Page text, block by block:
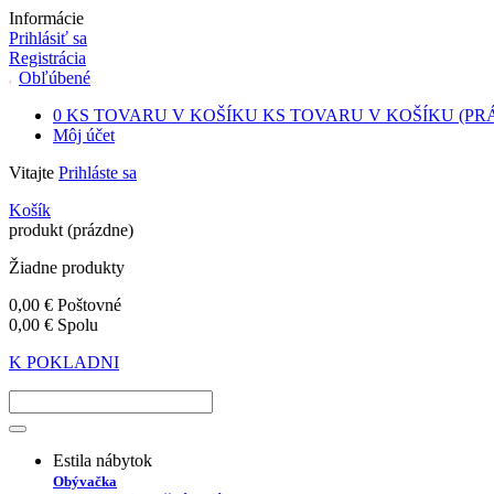
Informácie
Prihlásiť sa
Registrácia
Obľúbené
0 KS TOVARU V KOŠÍKU KS TOVARU V KOŠÍKU
Môj účet
Vitajte Prihláste sa
Košík
produkt (prázdne)
Žiadne produkty
0,00 € Poštovné
0,00 € Spolu
K POKLADNI
Estila nábytok
Obývačka